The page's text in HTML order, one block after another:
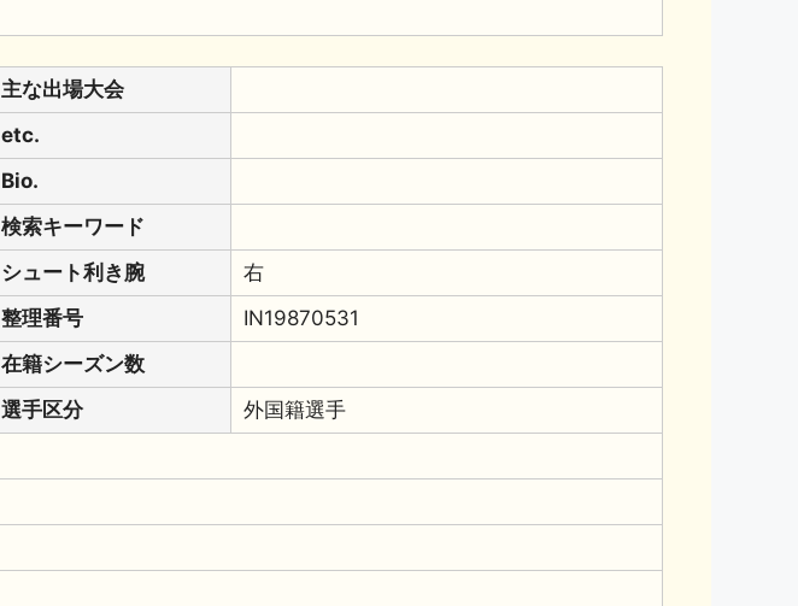
主な出場大会
etc.
Bio.
検索キーワード
シュート利き腕
右
整理番号
IN19870531
在籍シーズン数
選手区分
外国籍選手